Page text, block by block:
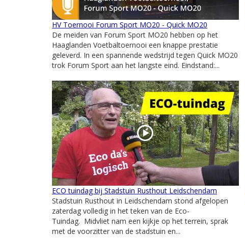
HV Toernooi Forum Sport MO20 - Quick MO20
De meiden van Forum Sport MO20 hebben op het
Haaglanden Voetbaltoernooi een knappe prestatie
geleverd. In een spannende wedstrijd tegen Quick MO20
trok Forum Sport aan het langste eind. Eindstand:...
ECO tuindag bij Stadstuin Rusthout Leidschendam
Stadstuin Rusthout in Leidschendam stond afgelopen
zaterdag volledig in het teken van de Eco-
Tuindag. Midvliet nam een kijkje op het terrein, sprak
met de voorzitter van de stadstuin en...